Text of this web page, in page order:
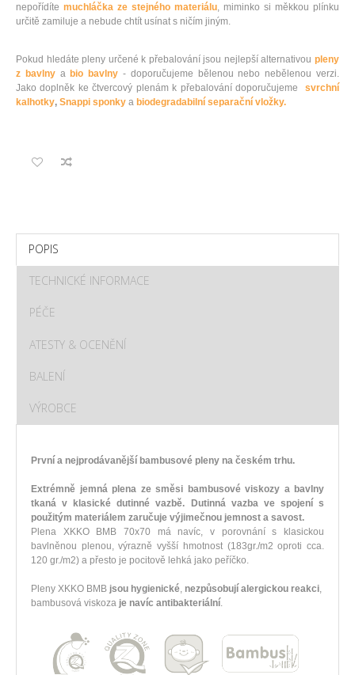
nepořídíte muchláčka ze stejného materiálu, miminko si měkkou plínku
určitě zamiluje a nebude chtít usínat s ničím jiným.
Pokud hledáte pleny určené k přebalování jsou nejlepší alternativou pleny
z bavlnya bio bavlny - doporučujeme bělenou nebo nebělenou verzi.
Jako doplněk ke čtvercový plenám k přebalování doporučujeme svrchní
kalhotky, Snappi sponky a biodegradabilní separační vložky.
POPIS
TECHNICKÉ INFORMACE
PÉČE
ATESTY & OCENĚNÍ
BALENÍ
VÝROBCE
První a nejprodávanější bambusové pleny na českém trhu.
Extrémně jemná plena ze směsi bambusové viskozy a bavlny
tkaná v klasické dutinné vazbě. Dutinná vazba ve spojení s
použitým materiálem zaručuje výjimečnou jemnost a savost.
Plena XKKO BMB 70x70 má navíc, v porovnání s klasickou
bavlněnou plenou, výrazně vyšší hmotnost (183gr./m2 oproti cca.
120 gr./m2) a přesto je pocitově lehká jako peříčko.
Pleny XKKO BMB jsou hygienické, nezpůsobují alergickou reakci,
bambusová viskoza je navíc antibakteriální.